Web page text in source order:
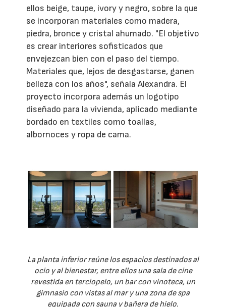
ellos beige, taupe, ivory y negro, sobre la que
se incorporan materiales como madera,
piedra, bronce y cristal ahumado. "El objetivo
es crear interiores sofisticados que
envejezcan bien con el paso del tiempo.
Materiales que, lejos de desgastarse, ganen
belleza con los años", señala Alexandra. El
proyecto incorpora además un logotipo
diseñado para la vivienda, aplicado mediante
bordado en textiles como toallas,
albornoces y ropa de cama.
La planta inferior reúne los espacios destinados al
ocio y al bienestar, entre ellos una sala de cine
revestida en terciopelo, un bar con vinoteca, un
gimnasio con vistas al mar y una zona de spa
equipada con sauna y bañera de hielo.